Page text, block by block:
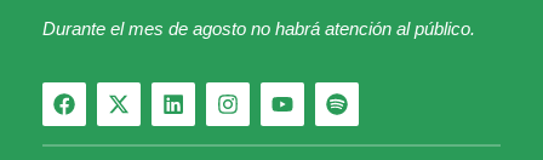
Durante el mes de agosto no habrá atención al público.